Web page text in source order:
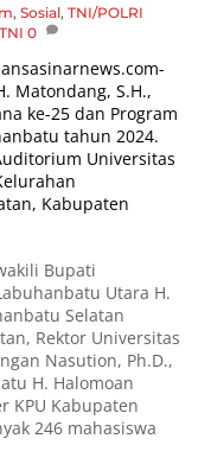
,Sosial,TNI/POLRI
TNI 0
Matondang, S.H.,
ke-25 dan Program
tahun 2024.
Universitas
Kabupaten
Bupati
Utara H.
Selatan
Rektor Universitas
Nasution, Ph.D.,
H. Halomoan
KPU Kabupaten
246 mahasiswa